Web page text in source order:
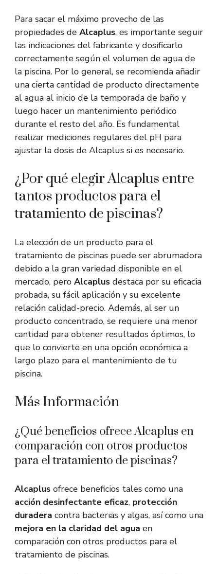
Para sacar el máximo provecho de las
propiedades de Alcaplus, es importante seguir
las indicaciones del fabricante y dosificarlo
correctamente según el volumen de agua de
la piscina. Por lo general, se recomienda añadir
una cierta cantidad de producto directamente
al agua al inicio de la temporada de baño y
luego hacer un mantenimiento periódico
durante el resto del año. Es fundamental
realizar mediciones regulares del pH para
ajustar la dosis de Alcaplus si es necesario.
¿Por qué elegir Alcaplus entre
tantos productos para el
tratamiento de piscinas?
La elección de un producto para el
tratamiento de piscinas puede ser abrumadora
debido a la gran variedad disponible en el
mercado, pero Alcaplus destaca por su eficacia
probada, su fácil aplicación y su excelente
relación calidad-precio. Además, al ser un
producto concentrado, se requiere una menor
cantidad para obtener resultados óptimos, lo
que lo convierte en una opción económica a
largo plazo para el mantenimiento de tu
piscina.
Más Información
¿Qué beneficios ofrece Alcaplus en
comparación con otros productos
para el tratamiento de piscinas?
Alcaplus ofrece beneficios tales como una
acción desinfectante eficaz, protección
duradera contra bacterias y algas, así como una
mejora en la claridad del agua en
comparación con otros productos para el
tratamiento de piscinas.